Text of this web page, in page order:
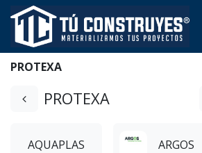
PROTEXA
PROTEXA
AQUAPLAS ARGOS